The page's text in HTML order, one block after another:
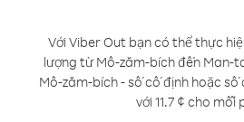
Với Viber Out bạn có thể thực
lượng từ Mô-zăm-bích đến Man-
Mô-zăm-bích - số cố định hoặc
với 11.7 ¢ cho mỗi